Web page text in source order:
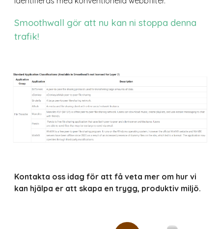
Smoothwall gör att nu kan ni stoppa denna
trafik!
Kontakta oss idag för att få veta mer om hur vi
kan hjälpa er att skapa en trygg, produktiv miljö.